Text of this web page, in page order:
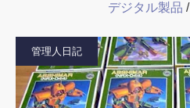
デジタル製品 /
管理人日記